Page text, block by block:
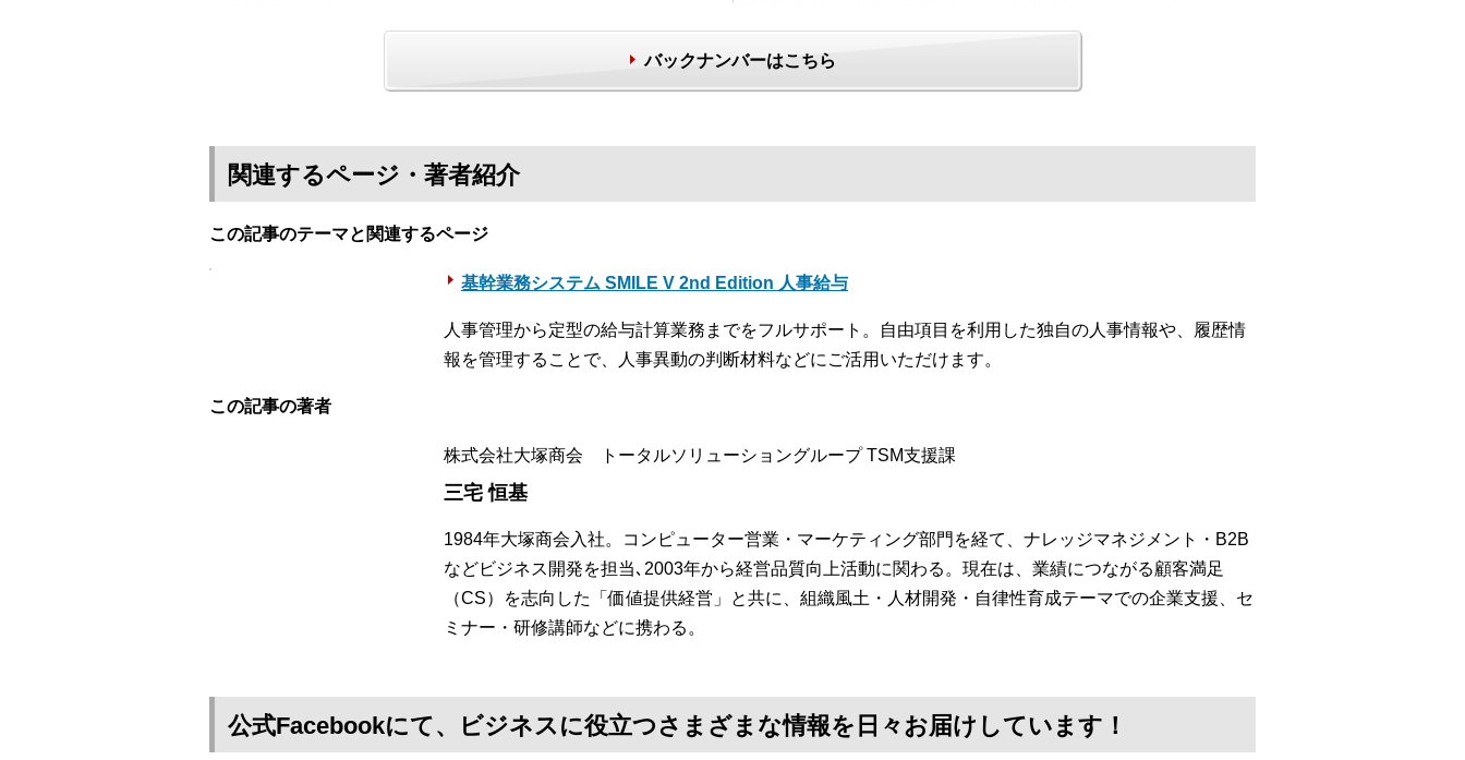
バックナンバーはこちら
関連するページ・著者紹介
この記事のテーマと関連するページ
基幹業務システム SMILE V 2nd Edition 人事給与
人事管理から定型の給与計算業務までをフルサポート。自由項目を利用した独自の人事情報や、履歴情
報を管理することで、人事異動の判断材料などにご活用いただけます。
この記事の著者
株式会社大塚商会 トータルソリューショングループ TSM支援課
三宅 恒基
1984年大塚商会入社。コンピューター営業・マーケティング部門を経て、ナレッジマネジメント・B2B
などビジネス開発を担当､2003年から経営品質向上活動に関わる。現在は、業績につながる顧客満足
（CS）を志向した「価値提供経営」と共に、組織風土・人材開発・自律性育成テーマでの企業支援、セ
ミナー・研修講師などに携わる。
公式Facebookにて、ビジネスに役立つさまざまな情報を日々お届けしています！